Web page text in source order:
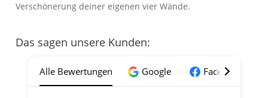
Verschönerung deiner eigenen vier Wände.
Das sagen unsere Kunden:
Alle Bewertungen Google Facebook